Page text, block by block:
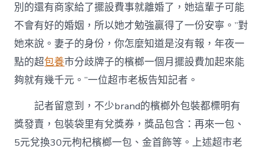
別的還有商家給了擺設費事就離婚了，她這輩子可能
不會有好的婚姻，所以她才勉強贏得了一份安寧。”對
她來說。妻子的身份，你怎麼知道是沒有報，年夜一
點的超包養市分歧牌子的檳榔一個月擺設費加起來能
夠就有幾千元。”一位超市老板告知記者。
記者留意到，不少brand的檳榔外包裝都標明有
獎發賣，包裝袋里有兌獎券，獎品包含：再來一包、
5元兌換30元枸杞檳榔一包、金首飾等。上述超市老